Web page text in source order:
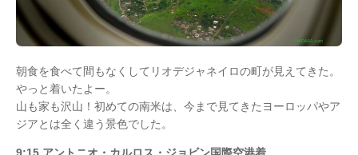
朝食を食べて間もなくしてリオデジャネイロの町が見えてきた。
やっと着いたよー。
山も家も沢山！初めての南米は、今まで見てきたヨーロッパやア
ジアとは全く違う景色でした。